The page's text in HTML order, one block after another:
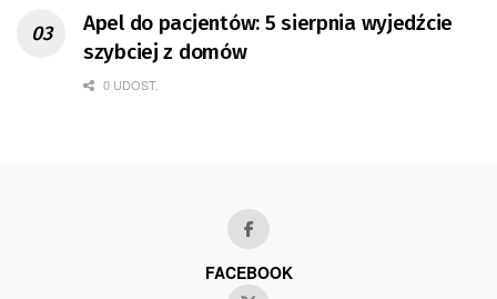
Apel do pacjentów: 5 sierpnia wyjedźcie
szybciej z domów
0 UDOST.
FACEBOOK